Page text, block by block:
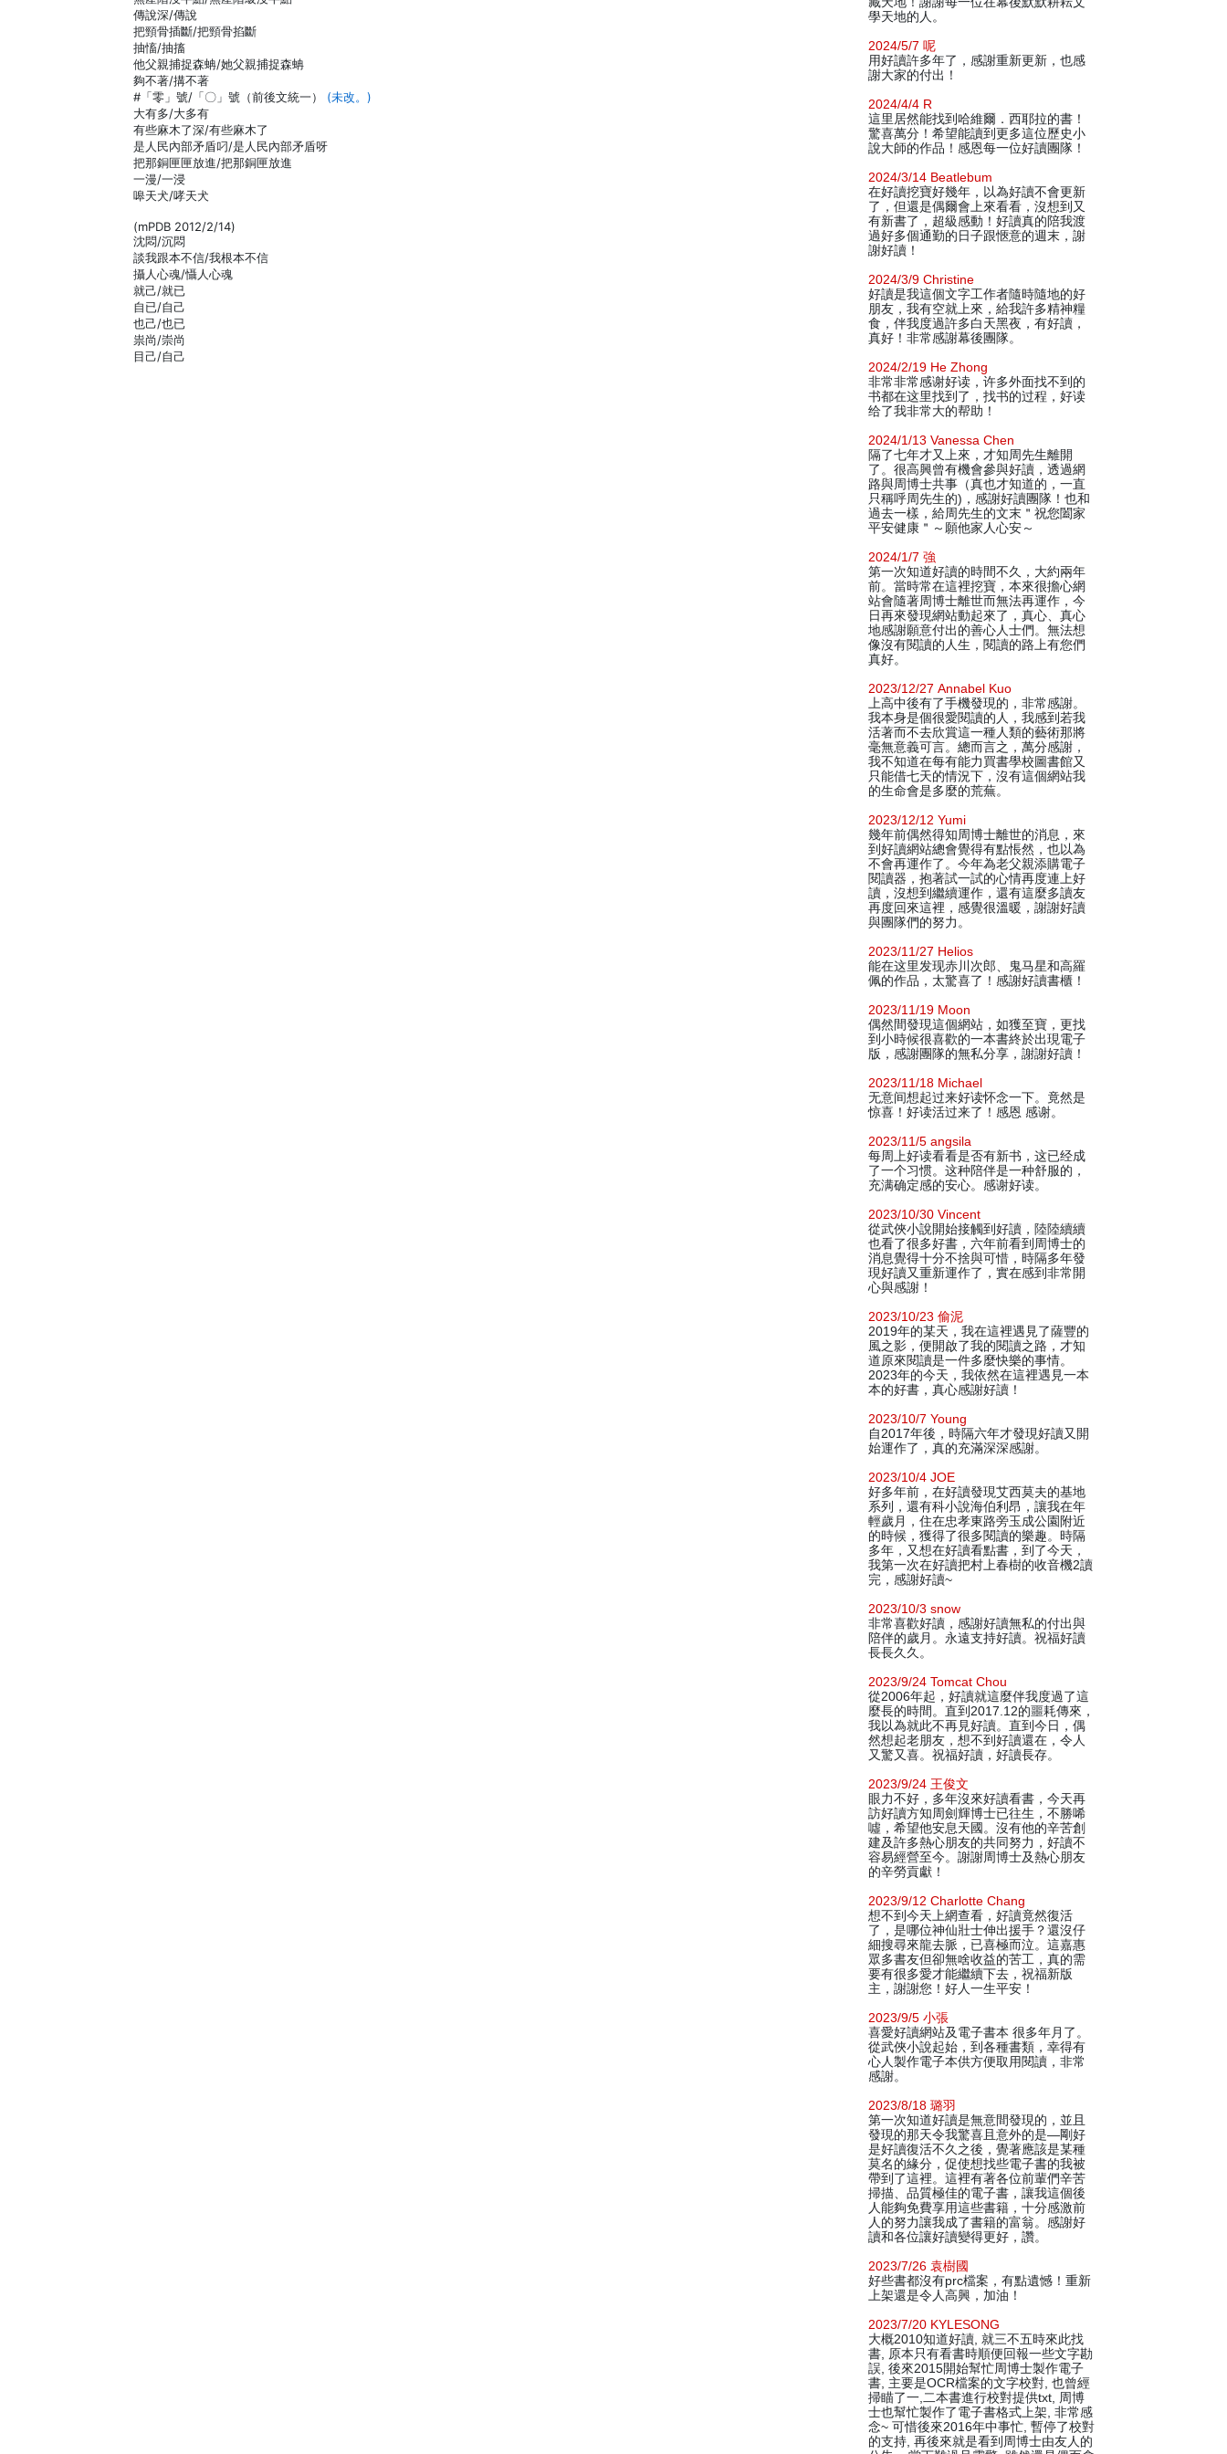
傳說深/傳說
把頸骨插斷/把頸骨掐斷
抽慉/抽搐
他父親捕捉森蚺/她父親捕捉森蚺
夠不著/搆不著
#「零」號/「〇」號（前後文統一） (未改。)
大有多/大多有
有些麻木了深/有些麻木了
是人民內部矛盾叼/是人民內部矛盾呀
把那銅匣匣放進/把那銅匣放進
一漫/一浸
嗥天犬/哮天犬
(mPDB 2012/2/14)
沈悶/沉悶
談我跟本不信/我根本不信
攝人心魂/懾人心魂
就己/就已
自已/自己
也己/也已
祟尚/崇尚
目己/自己
學天地的人。
2024/5/7 呢
用好讀許多年了，感謝重新更新，也感
謝大家的付出！
2024/4/4 R
這里居然能找到哈維爾．西耶拉的書！
驚喜萬分！希望能讀到更多這位歷史小
說大師的作品！感恩每一位好讀團隊！
2024/3/14 Beatlebum
在好讀挖寶好幾年，以為好讀不會更新
了，但還是偶爾會上來看看，沒想到又
有新書了，超級感動！好讀真的陪我渡
過好多個通勤的日子跟愜意的週末，謝
謝好讀！
2024/3/9 Christine
好讀是我這個文字工作者隨時隨地的好
朋友，我有空就上來，給我許多精神糧
食，伴我度過許多白天黑夜，有好讀，
真好！非常感謝幕後團隊。
2024/2/19 He Zhong
非常非常感谢好读，许多外面找不到的
书都在这里找到了，找书的过程，好读
给了我非常大的帮助！
2024/1/13 Vanessa Chen
隔了七年才又上來，才知周先生離開
了。很高興曾有機會參與好讀，透過網
路與周博士共事（真也才知道的，一直
只稱呼周先生的)，感謝好讀團隊！也和
過去一樣，給周先生的文末＂祝您闔家
平安健康＂～願他家人心安～
2024/1/7 強
第一次知道好讀的時間不久，大約兩年
前。當時常在這裡挖寶，本來很擔心網
站會隨著周博士離世而無法再運作，今
日再來發現網站動起來了，真心、真心
地感謝願意付出的善心人士們。無法想
像沒有閱讀的人生，閱讀的路上有您們
真好。
2023/12/27 Annabel Kuo
上高中後有了手機發現的，非常感謝。
我本身是個很愛閱讀的人，我感到若我
活著而不去欣賞這一種人類的藝術那將
毫無意義可言。總而言之，萬分感謝，
我不知道在每有能力買書學校圖書館又
只能借七天的情況下，沒有這個網站我
的生命會是多麼的荒蕪。
2023/12/12 Yumi
幾年前偶然得知周博士離世的消息，來
到好讀網站總會覺得有點悵然，也以為
不會再運作了。今年為老父親添購電子
閱讀器，抱著試一試的心情再度連上好
讀，沒想到繼續運作，還有這麼多讀友
再度回來這裡，感覺很溫暖，謝謝好讀
與團隊們的努力。
2023/11/27 Helios
能在这里发现赤川次郎、鬼马星和高羅
佩的作品，太驚喜了！感謝好讀書櫃！
2023/11/19 Moon
偶然間發現這個網站，如獲至寶，更找
到小時候很喜歡的一本書終於出現電子
版，感謝團隊的無私分享，謝謝好讀！
2023/11/18 Michael
无意间想起过来好读怀念一下。竟然是
惊喜！好读活过来了！感恩 感谢。
2023/11/5 angsila
每周上好读看看是否有新书，这已经成
了一个习惯。这种陪伴是一种舒服的，
充满确定感的安心。感谢好读。
2023/10/30 Vincent
從武俠小說開始接觸到好讀，陸陸續續
也看了很多好書，六年前看到周博士的
消息覺得十分不捨與可惜，時隔多年發
現好讀又重新運作了，實在感到非常開
心與感謝！
2023/10/23 偷泥
2019年的某天，我在這裡遇見了薩豐的
風之影，便開啟了我的閱讀之路，才知
道原來閱讀是一件多麼快樂的事情。
2023年的今天，我依然在這裡遇見一本
本的好書，真心感謝好讀！
2023/10/7 Young
自2017年後，時隔六年才發現好讀又開
始運作了，真的充滿深深感謝。
2023/10/4 JOE
好多年前，在好讀發現艾西莫夫的基地
系列，還有科小說海伯利昂，讓我在年
輕歲月，住在忠孝東路旁玉成公園附近
的時候，獲得了很多閱讀的樂趣。時隔
多年，又想在好讀看點書，到了今天，
我第一次在好讀把村上春樹的收音機2讀
完，感謝好讀~
2023/10/3 snow
非常喜歡好讀，感謝好讀無私的付出與
陪伴的歲月。永遠支持好讀。祝福好讀
長長久久。
2023/9/24 Tomcat Chou
從2006年起，好讀就這麼伴我度過了這
麼長的時間。直到2017.12的噩耗傳來，
我以為就此不再見好讀。直到今日，偶
然想起老朋友，想不到好讀還在，令人
又驚又喜。祝福好讀，好讀長存。
2023/9/24 王俊文
眼力不好，多年沒來好讀看書，今天再
訪好讀方知周劍輝博士已往生，不勝唏
噓，希望他安息天國。沒有他的辛苦創
建及許多熱心朋友的共同努力，好讀不
容易經營至今。謝謝周博士及熱心朋友
的辛勞貢獻！
2023/9/12 Charlotte Chang
想不到今天上網查看，好讀竟然復活
了，是哪位神仙壯士伸出援手？還沒仔
細搜尋來龍去脈，已喜極而泣。這嘉惠
眾多書友但卻無啥收益的苦工，真的需
要有很多愛才能繼續下去，祝福新版
主，謝謝您！好人一生平安！
2023/9/5 小張
喜愛好讀網站及電子書本 很多年月了。
從武俠小說起始，到各種書類，幸得有
心人製作電子本供方便取用閱讀，非常
感謝。
2023/8/18 璐羽
第一次知道好讀是無意間發現的，並且
發現的那天令我驚喜且意外的是—剛好
是好讀復活不久之後，覺著應該是某種
莫名的緣分，促使想找些電子書的我被
帶到了這裡。這裡有著各位前輩們辛苦
掃描、品質極佳的電子書，讓我這個後
人能夠免費享用這些書籍，十分感激前
人的努力讓我成了書籍的富翁。感謝好
讀和各位讓好讀變得更好，讚。
2023/7/26 袁樹國
好些書都沒有prc檔案，有點遺憾！重新
上架還是令人高興，加油！
2023/7/20 KYLESONG
大概2010知道好讀, 就三不五時來此找
書, 原本只有看書時順便回報一些文字勘
誤, 後來2015開始幫忙周博士製作電子
書, 主要是OCR檔案的文字校對, 也曾經
掃瞄了一,二本書進行校對提供txt, 周博
士也幫忙製作了電子書格式上架, 非常感
念~ 可惜後來2016年中事忙, 暫停了校對
的支持, 再後來就是看到周博士由友人的